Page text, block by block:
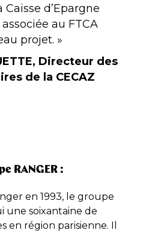
d’Epargne
associée au FTCA
projet. »
Directeur des
de la CECAZ
RANGER :
en 1993, le groupe
une soixantaine de
en région parisienne. Il